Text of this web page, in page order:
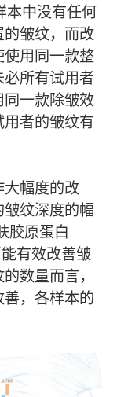
本中没有任何
皱纹，而改
用同一款整
所有试用者
一款除皱效
者的皱纹有
幅度的改
纹深度的幅
胶原蛋白
有效改善皱
数量而言，
，各样本的